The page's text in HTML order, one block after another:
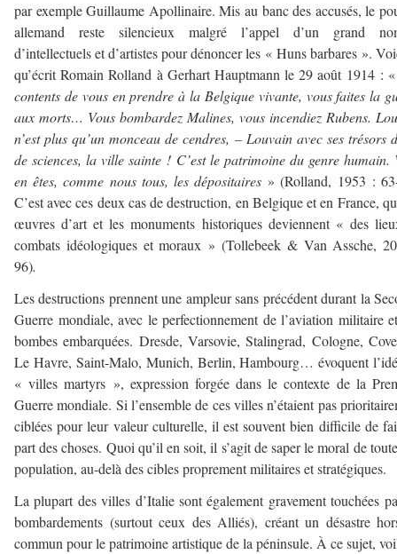
par exemple Guillaume Apollinaire. Mis au banc des accusés, le
allemand reste silencieux malgré l’appel d’un grand
d’intellectuels et d’artistes pour dénoncer les « Huns barbares ».
qu’écrit Romain Rolland à Gerhart Hauptmann le 29 août 1914 :
contents de vous en prendre à la Belgique vivante, vous faites la
aux morts… Vous bombardez Malines, vous incendiez Rubens.
n’est plus qu’un monceau de cendres, – Louvain avec ses trésors
de sciences, la ville sainte ! C’est le patrimoine du genre humain.
en êtes, comme nous tous, les dépositaires » (Rolland, 1953 :
C’est avec ces deux cas de destruction, en Belgique et en France,
œuvres d’art et les monuments historiques deviennent « des
combats idéologiques et moraux » (Tollebeek & Van Assche,
96).
Les destructions prennent une ampleur sans précédent durant la
Guerre mondiale, avec le perfectionnement de l’aviation militaire
bombes embarquées. Dresde, Varsovie, Stalingrad, Cologne,
Le Havre, Saint-Malo, Munich, Berlin, Hambourg… évoquent
« villes martyrs », expression forgée dans le contexte de la
Guerre mondiale. Si l’ensemble de ces villes n’étaient pas
ciblées pour leur valeur culturelle, il est souvent bien difficile de
part des choses. Quoi qu’il en soit, il s’agit de saper le moral de
population, au-delà des cibles proprement militaires et stratégiques.
La plupart des villes d’Italie sont également gravement touchées
bombardements (surtout ceux des Alliés), créant un désastre
commun pour le patrimoine artistique de la péninsule. À ce sujet,